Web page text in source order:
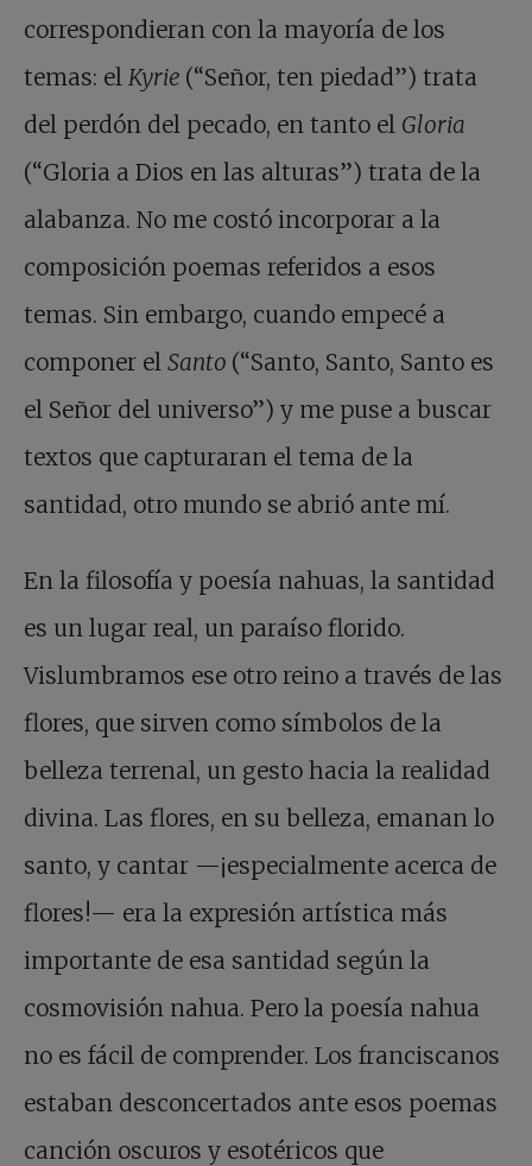
correspondieran con la mayoría de los
temas: el Kyrie (“Señor, ten piedad”) trata
del perdón del pecado, en tanto el Gloria
(“Gloria a Dios en las alturas”) trata de la
alabanza. No me costó incorporar a la
composición poemas referidos a esos
temas. Sin embargo, cuando empecé a
componer el Santo (“Santo, Santo, Santo es
el Señor del universo”) y me puse a buscar
textos que capturaran el tema de la
santidad, otro mundo se abrió ante mí.
En la filosofía y poesía nahuas, la santidad
es un lugar real, un paraíso florido.
Vislumbramos ese otro reino a través de las
flores, que sirven como símbolos de la
belleza terrenal, un gesto hacia la realidad
divina. Las flores, en su belleza, emanan lo
santo, y cantar —¡especialmente acerca de
flores!— era la expresión artística más
importante de esa santidad según la
cosmovisión nahua. Pero la poesía nahua
no es fácil de comprender. Los franciscanos
estaban desconcertados ante esos poemas
canción oscuros y esotéricos que